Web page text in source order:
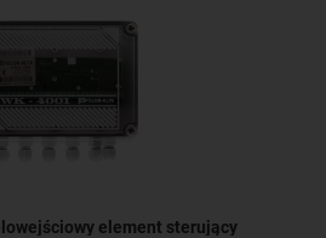
element sterujący